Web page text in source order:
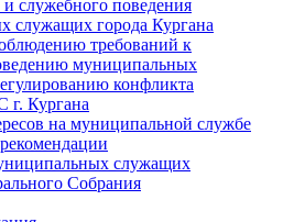
служебного поведения
служащих города Кургана
требований к
муниципальных
конфликта
г. Кургана
на муниципальной службе
служащих
Cобрания